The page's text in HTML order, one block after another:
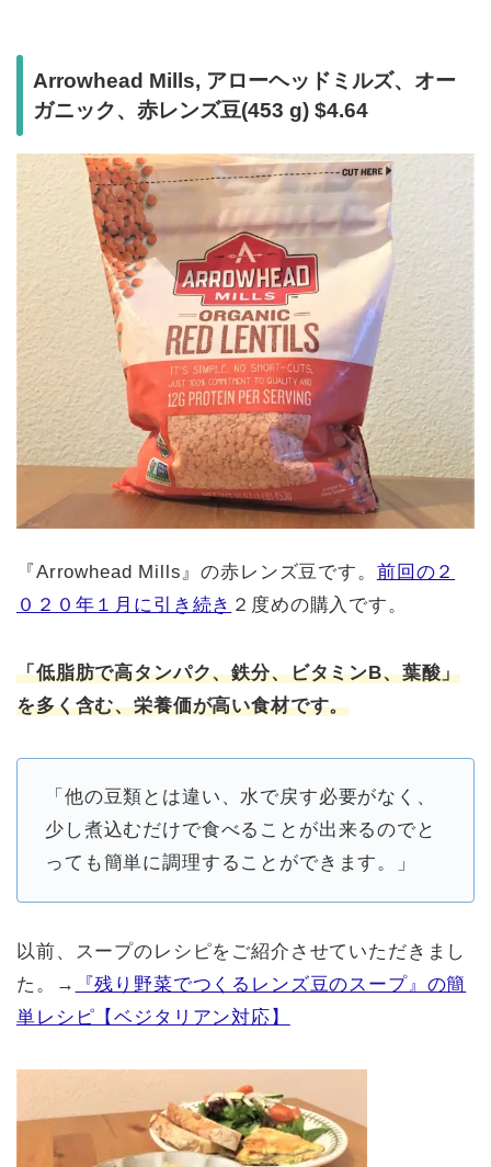
Arrowhead Mills, アローヘッドミルズ、オー
ガニック、赤レンズ豆(453 g) $4.64
『Arrowhead Mills』の赤レンズ豆です。 前回の２
０２０年１月に引き続き ２度めの購入です。
「低脂肪で高タンパク、鉄分、ビタミンB、葉酸」
を多く含む、栄養価が高い食材です。
「他の豆類とは違い、水で戻す必要がなく、
少し煮込むだけで食べることが出来るのでと
っても簡単に調理することができます。」
以前、スープのレシピをご紹介させていただきまし
た。→
『残り野菜でつくるレンズ豆のスープ』の簡
単レシピ【ベジタリアン対応】